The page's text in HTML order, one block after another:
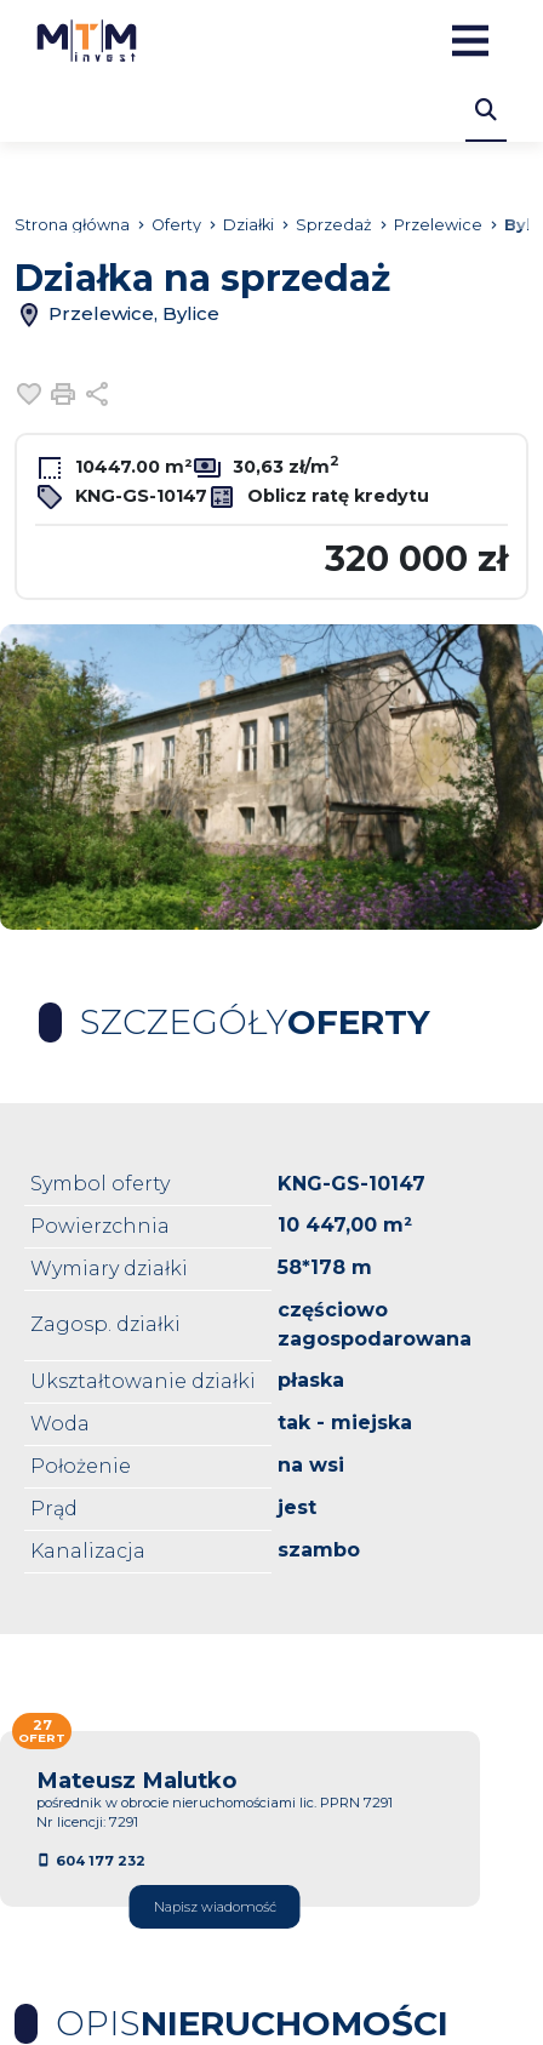
Strona główna Oferty Działki Sprzedaż Przelewice
Działka na sprzedaż
Przelewice, Bylice
Dodaj do ulubionych
Drukuj
10447.00 m² 30,63 zł/m2
KNG-GS-10147 Oblicz ratę kredytu
320 000 zł
SZCZEGÓŁYOFERTY
Symbol oferty
KNG-GS-10147
Powierzchnia
10 447,00 m²
Wymiary działki
58*178 m
Zagosp. działki
częściowo
zagospodarowana
Ukształtowanie działki
płaska
Woda
tak - miejska
Położenie
na wsi
Prąd
jest
Kanalizacja
szambo
Mateusz Malutko
pośrednik w obrocie nieruchomościami lic. PPRN 7291
Nr licencji: 7291
604 177 232
Napisz wiadomość
27
OFERT
OPISNIERUCHOMOŚCI